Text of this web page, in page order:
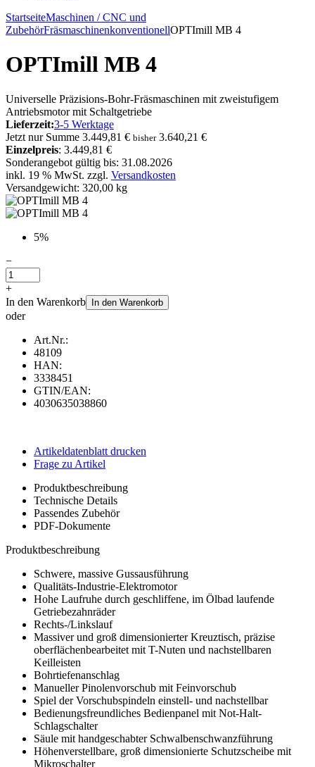
StartseiteMaschinen / CNC und
ZubehörFräsmaschinenkonventionellOPTImill MB 4
OPTImill MB 4
Universelle Präzisions-Bohr-Fräsmaschinen mit zweistufigem
Antriebsmotor mit Schaltgetriebe
Lieferzeit:3-5 Werktage
Jetzt nur Summe 3.449,81 € bisher3.640,21 €
Einzelpreis: 3.449,81 €
Sonderangebot gültig bis: 31.08.2026
inkl. 19 % MwSt. zzgl. Versandkosten
Versandgewicht: 320,00 kg
5%
−
+
In den Warenkorb
In den Warenkorb
oder
Art.Nr.:
48109
HAN:
3338451
GTIN/EAN:
4030635038860
Artikeldatenblatt drucken
Frage zu Artikel
Produktbeschreibung
Technische Details
Passendes Zubehör
PDF-Dokumente
Produktbeschreibung
Schwere, massive Gussausführung
Qualitäts-Industrie-Elektromotor
Hohe Laufruhe durch geschliffene, im Ölbad laufende
Getriebezahnräder
Rechts-/Linkslauf
Massiver und groß dimensionierter Kreuztisch, präzise
oberflächenbearbeitet mit T-Nuten und nachstellbaren
Keilleisten
Bohrtiefenanschlag
Manueller Pinolenvorschub mit Feinvorschub
Spiel der Vorschubspindeln einstell- und nachstellbar
Bedienungsfreundliches Bedienpanel mit Not-Halt-
Schlagschalter
Säule mit handgeschabter Schwalbenschwanzführung
Höhenverstellbare, groß dimensionierte Schutzscheibe mit
Mikroschalter